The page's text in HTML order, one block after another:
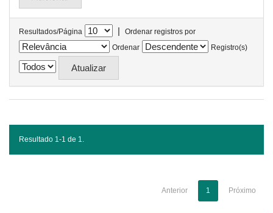
Resultados/Página |
Ordenar registros por
Ordenar
Registro(s)
Resultado 1-1 de 1.
Anterior 1 Próximo